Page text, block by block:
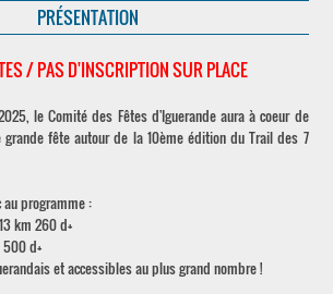
PRÉSENTATION
/ PAS D'INSCRIPTION SUR PLACE
le Comité des Fêtes d'Iguerande aura à coeur de
fête autour de la 10ème édition du Trail des 7
au programme :
km 260 d+
d+
et accessibles au plus grand nombre !